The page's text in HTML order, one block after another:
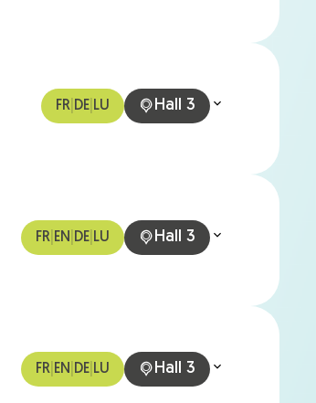
FR DE LU Hall 3
FR EN DE LU Hall 3
FR EN DE LU Hall 3